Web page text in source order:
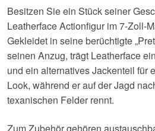
Besitzen Sie ein Stück seiner
Leatherface Actionfigur im 7-Zoll-
Gekleidet in seine berüchtigte
seinen Anzug, trägt Leatherface
und ein alternatives Jackenteil für
Look, während er auf der Jagd
texanischen Felder rennt.